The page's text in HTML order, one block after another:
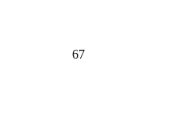
67